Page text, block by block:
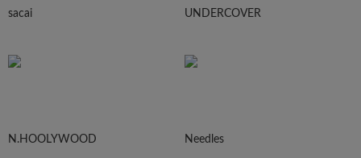
sacai UNDERCOVER
N.HOOLYWOOD Needles